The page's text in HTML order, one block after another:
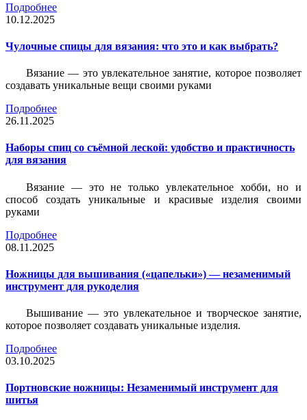
Подробнее
10.12.2025
Чулочные спицы для вязания: что это и как выбрать?
Вязание — это увлекательное занятие, которое позволяет
создавать уникальные вещи своими руками
Подробнее
26.11.2025
Наборы спиц со съёмной леской: удобство и практичность
для вязания
Вязание — это не только увлекательное хобби, но и
способ создать уникальные и красивые изделия своими
руками
Подробнее
08.11.2025
Ножницы для вышивания («цапельки») — незаменимый
инструмент для рукоделия
Вышивание — это увлекательное и творческое занятие,
которое позволяет создавать уникальные изделия.
Подробнее
03.10.2025
Портновские ножницы: Незаменимый инструмент для
шитья